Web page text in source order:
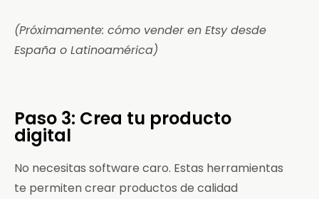
(Próximamente: cómo vender en Etsy desde
España o Latinoamérica)
Paso 3: Crea tu producto
digital
No necesitas software caro. Estas herramientas
te permiten crear productos de calidad